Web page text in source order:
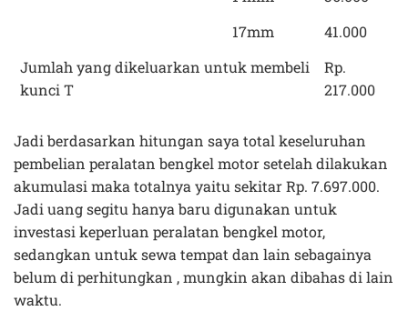
17mm
41.000
Jumlah yang dikeluarkan untuk membeli
kunci T
Rp.
217.000
Jadi berdasarkan hitungan saya total keseluruhan
pembelian peralatan bengkel motor setelah dilakukan
akumulasi maka totalnya yaitu sekitar Rp. 7.697.000.
Jadi uang segitu hanya baru digunakan untuk
investasi keperluan peralatan bengkel motor,
sedangkan untuk sewa tempat dan lain sebagainya
belum di perhitungkan , mungkin akan dibahas di lain
waktu.